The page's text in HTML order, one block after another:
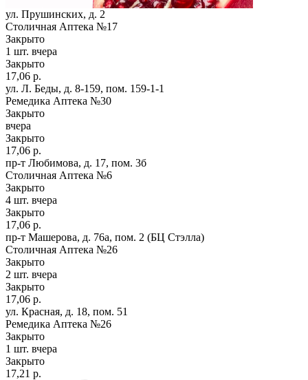
ул. Прушинских, д. 2
Столичная Аптека №17
Закрыто
1 шт. вчера
Закрыто
17,06 р.
ул. Л. Беды, д. 8-159, пом. 159-1-1
Ремедика Аптека №30
Закрыто
вчера
Закрыто
17,06 р.
пр-т Любимова, д. 17, пом. 3б
Столичная Аптека №6
Закрыто
4 шт. вчера
Закрыто
17,06 р.
пр-т Машерова, д. 76а, пом. 2 (БЦ Стэлла)
Столичная Аптека №26
Закрыто
2 шт. вчера
Закрыто
17,06 р.
ул. Красная, д. 18, пом. 51
Ремедика Аптека №26
Закрыто
1 шт. вчера
Закрыто
17,21 р.